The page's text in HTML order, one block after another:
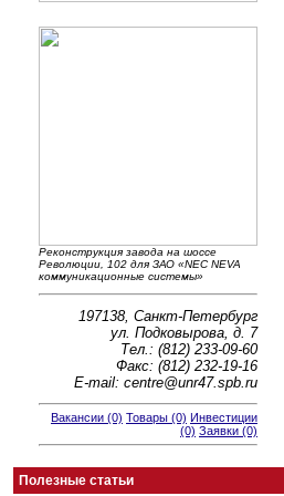
Реконструкция завода на шоссе
Революции, 102 для ЗАО «NEC NEVA
коммуникационные системы»
197138, Санкт-Петербург
ул. Подковырова, д. 7
Тел.: (812) 233-09-60
Факс: (812) 232-19-16
E-mail: centre@unr47.spb.ru
Вакансии (0) Товары (0) Инвестиции
(0) Заявки (0)
Полезные статьи